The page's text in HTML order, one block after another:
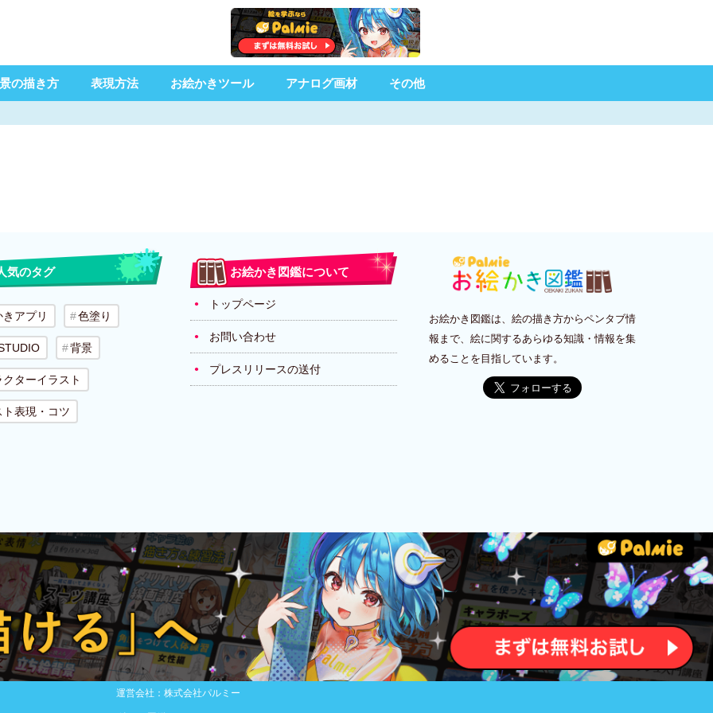
の描き方 表現方法 お絵かきツール アナログ画材 その他
気のタグ
アプリ 色塗り
背景
ターイラスト
ト表現・コツ
お絵かき図鑑について
トップページ
お問い合わせ
プレスリリースの送付
お絵かき図鑑は、絵の描き方からペンタブ情
報まで、絵に関するあらゆる知識・情報を集
めることを目指しています。
運営会社：株式会社パルミー